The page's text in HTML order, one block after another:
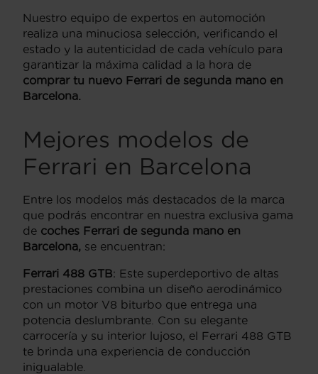
Nuestro equipo de expertos en automoción
realiza una minuciosa selección, verificando el
estado y la autenticidad de cada vehículo para
garantizar la máxima calidad a la hora de
comprar tu nuevo Ferrari de segunda mano en
Barcelona.
Mejores modelos de
Ferrari en Barcelona
Entre los modelos más destacados de la marca
que podrás encontrar en nuestra exclusiva gama
de coches Ferrari de segunda mano en
Barcelona, se encuentran:
Ferrari 488 GTB: Este superdeportivo de altas
prestaciones combina un diseño aerodinámico
con un motor V8 biturbo que entrega una
potencia deslumbrante. Con su elegante
carrocería y su interior lujoso, el Ferrari 488 GTB
te brinda una experiencia de conducción
inigualable.